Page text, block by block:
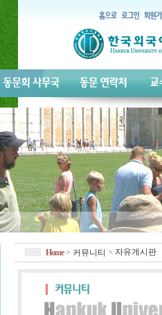
Home> 커뮤니티 > 자유게시판